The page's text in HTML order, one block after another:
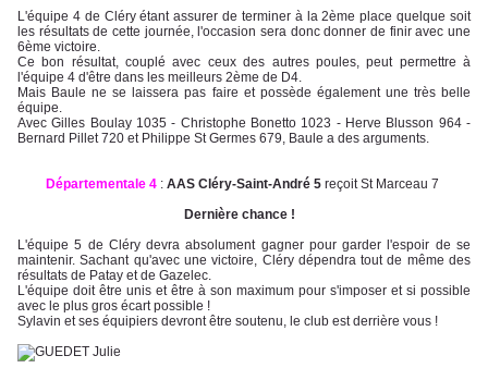
L'équipe 4 de Cléry étant assurer de terminer à la 2ème place quelque soit
les résultats de cette journée, l'occasion sera donc donner de finir avec une
6ème victoire.
Ce bon résultat, couplé avec ceux des autres poules, peut permettre à
l'équipe 4 d'être dans les meilleurs 2ème de D4.
Mais Baule ne se laissera pas faire et possède également une très belle
équipe.
Avec Gilles Boulay 1035 - Christophe Bonetto 1023 - Herve Blusson 964 -
Bernard Pillet 720 et Philippe St Germes 679, Baule a des arguments.
Départementale 4 : AAS Cléry-Saint-André 5 reçoit St Marceau 7
Dernière chance !
L'équipe 5 de Cléry devra absolument gagner pour garder l'espoir de se
maintenir. Sachant qu'avec une victoire, Cléry dépendra tout de même des
résultats de Patay et de Gazelec.
L'équipe doit être unis et être à son maximum pour s'imposer et si possible
avec le plus gros écart possible !
Sylavin et ses équipiers devront être soutenu, le club est derrière vous !